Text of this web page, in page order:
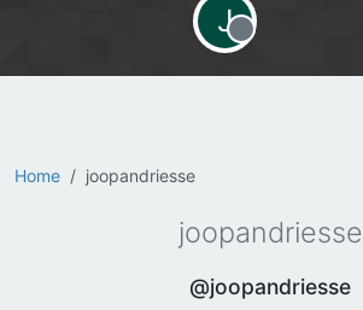
Home joopandriesse
J
Offline
joopandriesse
@joopandriesse